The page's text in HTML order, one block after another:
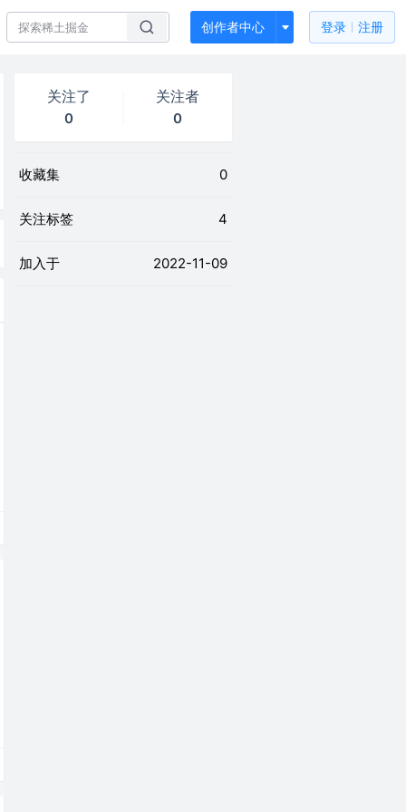
创作者中心 登录 注册
关注了
0
关注者
0
收藏集 0
关注标签 4
加入于 2022-11-09